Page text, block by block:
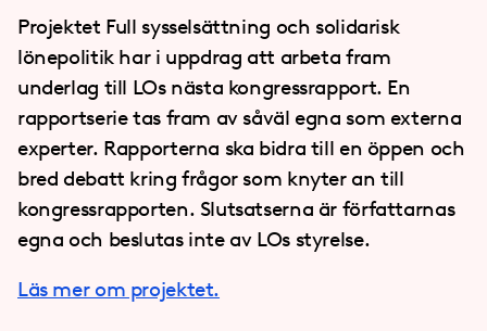
Projektet Full sysselsättning och solidarisk
lönepolitik har i uppdrag att arbeta fram
underlag till LOs nästa kongressrapport. En
rapportserie tas fram av såväl egna som externa
experter. Rapporterna ska bidra till en öppen och
bred debatt kring frågor som knyter an till
kongressrapporten. Slutsatserna är författarnas
egna och beslutas inte av LOs styrelse.
Läs mer om projektet.